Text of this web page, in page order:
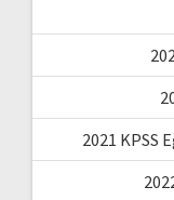
2021 KPSS